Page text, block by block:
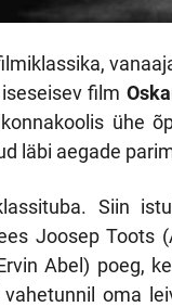
film
ühe
läbi aegade
Siin
Joosep Toots
Abel) poeg,
oma